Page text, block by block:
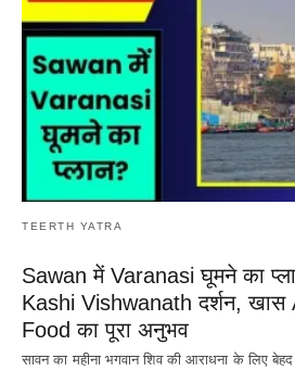
TEERTH YATRA
Sawan में Varanasi घूमने का
Kashi Vishwanath दर्शन,
Food का पूरा अनुभव
सावन का महीना भगवान शिव की आराधना के लिए